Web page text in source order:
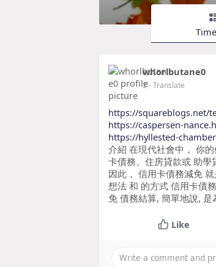
whorlbutane0
2- Translate
https://squareblogs.net/
https://caspersen-
https://hyllested-
介紹 在現代社會中， 你
卡債務、住房貸款或 助學
因此， 信用卡債務減免
想法 和 的方式 信用卡債
免 債務結算, 簡單地說,
Like